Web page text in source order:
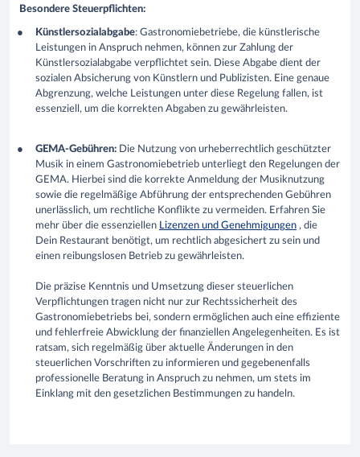
Besondere Steuerpflichten:
Künstlersozialabgabe: Gastronomiebetriebe, die künstlerische
Leistungen in Anspruch nehmen, können zur Zahlung der
Künstlersozialabgabe verpflichtet sein. Diese Abgabe dient der
sozialen Absicherung von Künstlern und Publizisten. Eine genaue
Abgrenzung, welche Leistungen unter diese Regelung fallen, ist
essenziell, um die korrekten Abgaben zu gewährleisten.
GEMA-Gebühren: Die Nutzung von urheberrechtlich geschützter
Musik in einem Gastronomiebetrieb unterliegt den Regelungen der
GEMA. Hierbei sind die korrekte Anmeldung der Musiknutzung
sowie die regelmäßige Abführung der entsprechenden Gebühren
unerlässlich, um rechtliche Konflikte zu vermeiden. Erfahren Sie
mehr über die essenziellen Lizenzen und Genehmigungen , die
Dein Restaurant benötigt, um rechtlich abgesichert zu sein und
einen reibungslosen Betrieb zu gewährleisten.
Die präzise Kenntnis und Umsetzung dieser steuerlichen
Verpflichtungen tragen nicht nur zur Rechtssicherheit des
Gastronomiebetriebs bei, sondern ermöglichen auch eine effiziente
und fehlerfreie Abwicklung der finanziellen Angelegenheiten. Es ist
ratsam, sich regelmäßig über aktuelle Änderungen in den
steuerlichen Vorschriften zu informieren und gegebenenfalls
professionelle Beratung in Anspruch zu nehmen, um stets im
Einklang mit den gesetzlichen Bestimmungen zu handeln.